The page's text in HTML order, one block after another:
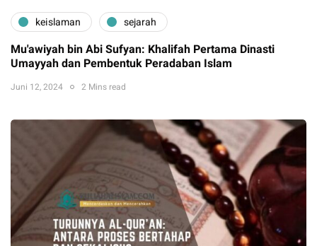
keislaman sejarah
Mu'awiyah bin Abi Sufyan: Khalifah Pertama Dinasti
Umayyah dan Pembentuk Peradaban Islam
Juni 12, 2024 2 Mins read